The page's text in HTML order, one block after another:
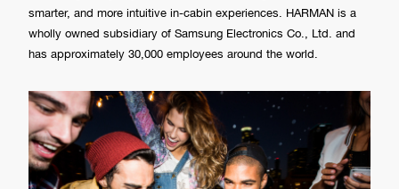
smarter, and more intuitive in-cabin experiences. HARMAN is a
wholly owned subsidiary of Samsung Electronics Co., Ltd. and
has approximately 30,000 employees around the world.